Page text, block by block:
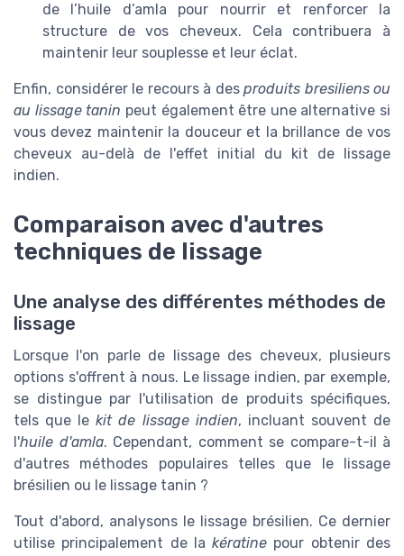
de l’huile d’amla pour nourrir et renforcer la
structure de vos cheveux. Cela contribuera à
maintenir leur souplesse et leur éclat.
Enfin, considérer le recours à des produits bresiliens ou
au lissage tanin peut également être une alternative si
vous devez maintenir la douceur et la brillance de vos
cheveux au-delà de l'effet initial du kit de lissage
indien.
Comparaison avec d'autres
techniques de lissage
Une analyse des différentes méthodes de
lissage
Lorsque l'on parle de lissage des cheveux, plusieurs
options s'offrent à nous. Le lissage indien, par exemple,
se distingue par l'utilisation de produits spécifiques,
tels que lekit de lissage indien, incluant souvent de
l'huile d'amla. Cependant, comment se compare-t-il à
d'autres méthodes populaires telles que le lissage
brésilien ou le lissage tanin ?
Tout d'abord, analysons le lissage brésilien. Ce dernier
utilise principalement de lakératine pour obtenir des